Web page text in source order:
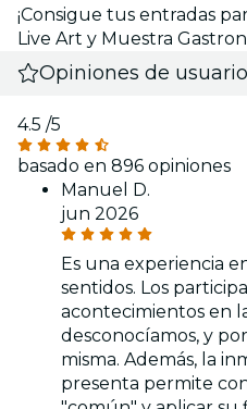
¡Consigue tus entradas
Live Art y Muestra
Opiniones de
4.5 /5
basado en 896 opiniones
Manuel D.
jun 2026
Es una experiencia
sentidos. Los
acontecimientos en
desconocíamos, y
misma. Además, la
presenta permite